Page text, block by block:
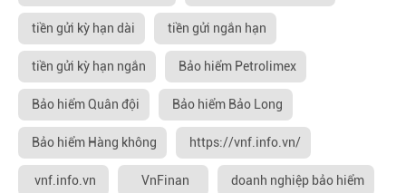
tiền gửi kỳ hạn dài tiền gửi ngắn hạn
tiền gửi kỳ hạn ngắn Bảo hiểm Petrolimex
Bảo hiểm Quân đội Bảo hiểm Bảo Long
Bảo hiểm Hàng không https://vnf.info.vn/
vnf.info.vn VnFinan doanh nghiệp bảo hiểm